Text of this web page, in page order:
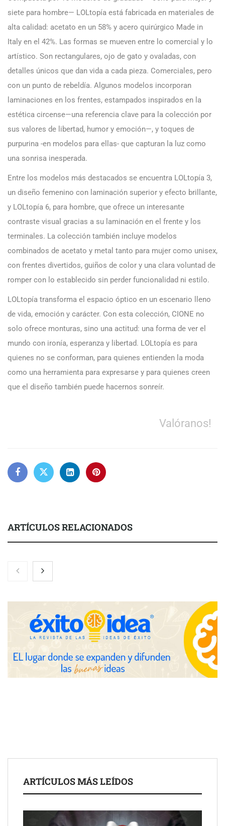
siete para hombre— LOLtopía está fabricada en materiales de
alta calidad: acetato en un 58% y acero quirúrgico Made in
Italy en el 42%. Las formas se mueven entre lo comercial y lo
artístico. Son rectangulares, ojo de gato y ovaladas, con
detalles únicos que dan vida a cada pieza. Comerciales, pero
con un punto de rebeldía. Algunos modelos incorporan
laminaciones en los frentes, estampados inspirados en la
estética circense—una referencia clave para la colección por
sus valores de libertad, humor y emoción—, y toques de
purpurina -en modelos para ellas- que capturan la luz como
una sonrisa inesperada.
Entre los modelos más destacados se encuentra LOLtopía 3,
un diseño femenino con laminación superior y efecto brillante,
y LOLtopía 6, para hombre, que ofrece un interesante
contraste visual gracias a su laminación en el frente y los
terminales. La colección también incluye modelos
combinados de acetato y metal tanto para mujer como unisex,
con frentes divertidos, guiños de color y una clara voluntad de
romper con lo establecido sin perder funcionalidad ni estilo.
LOLtopía transforma el espacio óptico en un escenario lleno
de vida, emoción y carácter. Con esta colección, CIONE no
solo ofrece monturas, sino una actitud: una forma de ver el
mundo con ironía, esperanza y libertad. LOLtopía es para
quienes no se conforman, para quienes entienden la moda
como una herramienta para expresarse y para quienes creen
que el diseño también puede hacernos sonreír.
Valóranos!
ARTÍCULOS RELACIONADOS
Nicols presenta seis modelos de anillos de compromiso para el
eclipse solar del 12 de agosto
avanzadas para trading estratégico
COMPALISS de LYSOTRIC: cuando un solo producto multiplica
las posibilidades del salón profesional
ARTÍCULOS MÁS LEÍDOS